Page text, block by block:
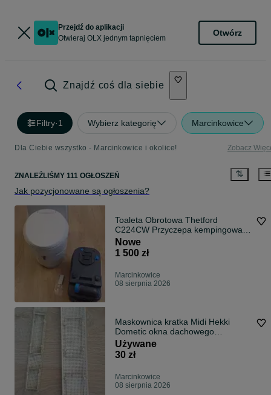
Przejdź do aplikacji
Otwieraj OLX jednym tapnięciem
Otwórz
Znajdź coś dla siebie
Filtry·1 Wybierz kategorię Marcinkowice
Dla Ciebie wszystko - Marcinkowice i okolice! Zobacz
ZNALEŹLIŚMY 111 OGŁOSZEŃ
Jak pozycjonowane są ogłoszenia?
Toaleta Obrotowa Thetford
C224CW Przyczepa kempingowa
kamper
Nowe
1 500 zł
Marcinkowice
08 sierpnia 2026
Maskownica kratka Midi Hekki
Dometic okna dachowego
przyczepa kamper
Używane
30 zł
Marcinkowice
08 sierpnia 2026